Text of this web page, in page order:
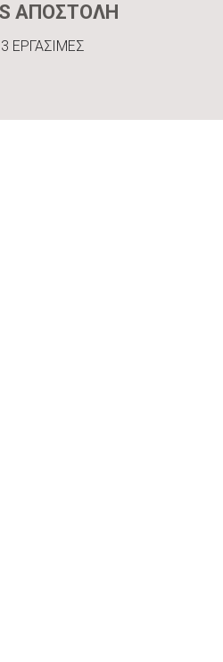
ΑΠΟΣΤΟΛΗ
ΕΡΓΑΣΙΜΕΣ